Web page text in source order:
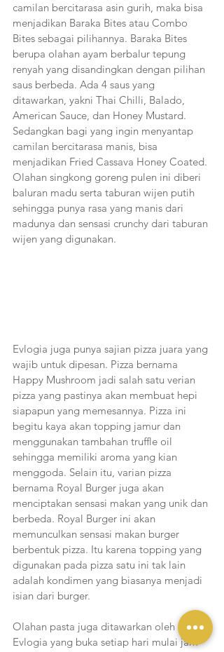
camilan bercitarasa asin gurih, maka bisa
menjadikan Baraka Bites atau Combo
Bites sebagai pilihannya. Baraka Bites
berupa olahan ayam berbalur tepung
renyah yang disandingkan dengan pilihan
saus berbeda. Ada 4 saus yang
ditawarkan, yakni Thai Chilli, Balado,
American Sauce, dan Honey Mustard.
Sedangkan bagi yang ingin menyantap
camilan bercitarasa manis, bisa
menjadikan Fried Cassava Honey Coated.
Olahan singkong goreng pulen ini diberi
baluran madu serta taburan wijen putih
sehingga punya rasa yang manis dari
madunya dan sensasi crunchy dari taburan
wijen yang digunakan.
Evlogia juga punya sajian pizza juara yang
wajib untuk dipesan. Pizza bernama
Happy Mushroom jadi salah satu verian
pizza yang pastinya akan membuat hepi
siapapun yang memesannya. Pizza ini
begitu kaya akan topping jamur dan
menggunakan tambahan truffle oil
sehingga memiliki aroma yang kian
menggoda. Selain itu, varian pizza
bernama Royal Burger juga akan
menciptakan sensasi makan yang unik dan
berbeda. Royal Burger ini akan
memunculkan sensasi makan burger
berbentuk pizza. Itu karena topping yang
digunakan pada pizza satu ini tak lain
adalah kondimen yang biasanya menjadi
isian dari burger.
Olahan pasta juga ditawarkan oleh
Evlogia yang buka setiap hari mulai jam